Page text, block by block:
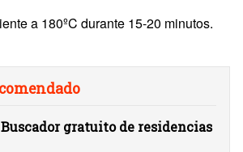
a 180ºC durante 15-20 minutos.
Buscador gratuito de residencias